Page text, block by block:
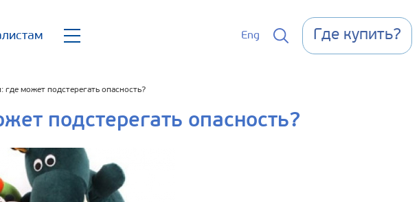
Eng Где купить?
где может подстерегать опасность?
подстерегать опасность?